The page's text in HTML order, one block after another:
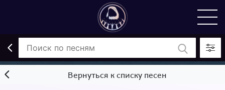
Вернуться к списку песен